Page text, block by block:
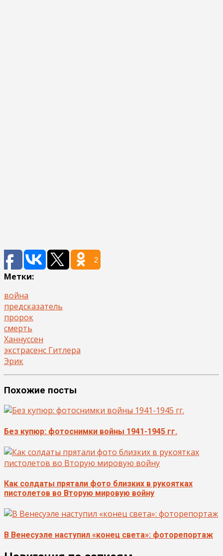
2
Метки:
война
предсказатель
пророк
смерть
Ханнуссен
экстрасенс Гитлера
Эрик
Похожие посты
Без купюр: фотоснимки войны 1941-1945 гг.
Как солдаты прятали фото близких в рукоятках
пистолетов во Вторую мировую войну
В Венесуэле наступил «конец света»: фоторепортаж